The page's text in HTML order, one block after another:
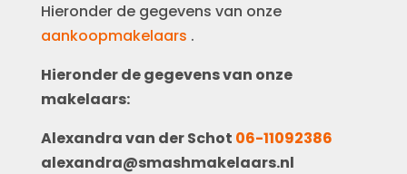
Hieronder de gegevens van onze
aankoopmakelaars .
Hieronder de gegevens van onze
makelaars:
Alexandra van der Schot 06-11092386
alexandra@smashmakelaars.nl